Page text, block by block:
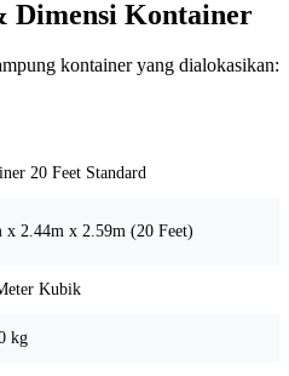
Dimensi Kontainer
kontainer yang dialokasikan:
20 Feet Standard
x 2.44m x 2.59m (20 Feet)
Kubik
kg